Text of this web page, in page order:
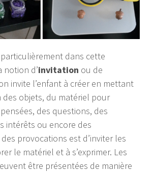
dans cette
notion d’invitation ou de
invite l’enfant à créer en mettant
des objets, du matériel pour
des questions, des
intérêts ou encore des
des provocations est d’inviter les
le matériel et à s’exprimer. Les
être présentées de manière